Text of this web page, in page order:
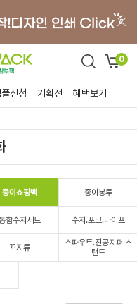
0
플신청 기획전 혜택보기
종이쇼핑백 종이봉투
합수저세트 수저.포크.나이프
꼬지류
스파우트.진공지퍼 스
탠드